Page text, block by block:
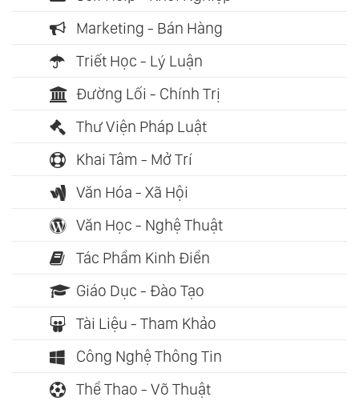
Marketing - Bán Hàng
Triết Học - Lý Luận
Đường Lối - Chính Trị
Thư Viện Pháp Luật
Khai Tâm - Mở Trí
Văn Hóa - Xã Hội
Văn Học - Nghệ Thuật
Tác Phẩm Kinh Điển
Giáo Dục - Đào Tạo
Tài Liệu - Tham Khảo
Công Nghệ Thông Tin
Thể Thao - Võ Thuật